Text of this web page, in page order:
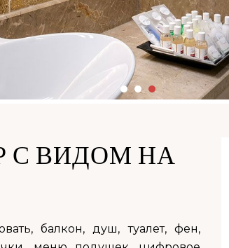
С ВИДОМ НА
балкон, душ, туалет, фен,